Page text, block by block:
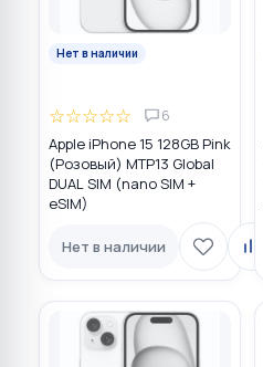
Нет в наличии
☆☆☆☆☆ 6
Apple iPhone 15 128GB Pink
(Розовый) MTP13 Global
DUAL SIM (nano SIM +
eSIM)
Нет в наличии